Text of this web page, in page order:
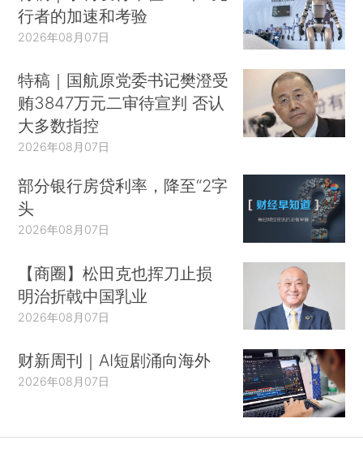
行者的加速和考验
2026年08月07日
特稿｜国航原党委书记樊澄受
贿3847万元二审待宣判 否认
大多数指控
2026年08月07日
部分银行房贷利率，降至“2字
头
2026年08月07日
【商圈】松田克也挥刀止损
明治折戟中国乳业
2026年08月07日
财新周刊｜AI短剧涌向海外
2026年08月07日